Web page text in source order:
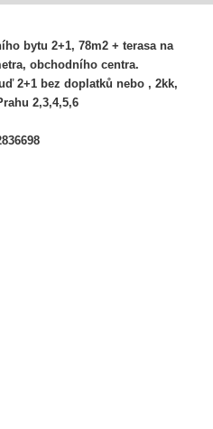
bytu 2+1, 78m2 + terasa na
obchodního centra.
2+1 bez doplatků nebo , 2kk,
2,3,4,5,6